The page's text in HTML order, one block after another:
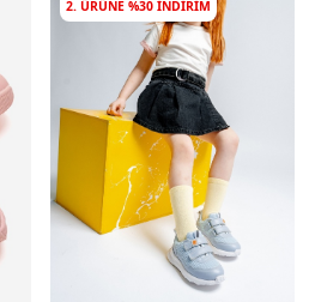
2. ÜRÜNE %30 INDIRIM